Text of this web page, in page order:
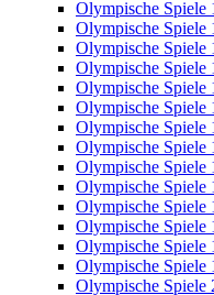
Olympische Spiele
Olympische Spiele
Olympische Spiele
Olympische Spiele
Olympische Spiele
Olympische Spiele
Olympische Spiele
Olympische Spiele
Olympische Spiele
Olympische Spiele
Olympische Spiele
Olympische Spiele
Olympische Spiele
Olympische Spiele
Olympische Spiele